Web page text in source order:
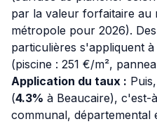
par la valeur forfaitaire au
métropole pour 2026).
particulières s'appliquent
(piscine : 251 €/m²,
Application du taux :
(4.3% à Beaucaire), c'est-
communal, départemental